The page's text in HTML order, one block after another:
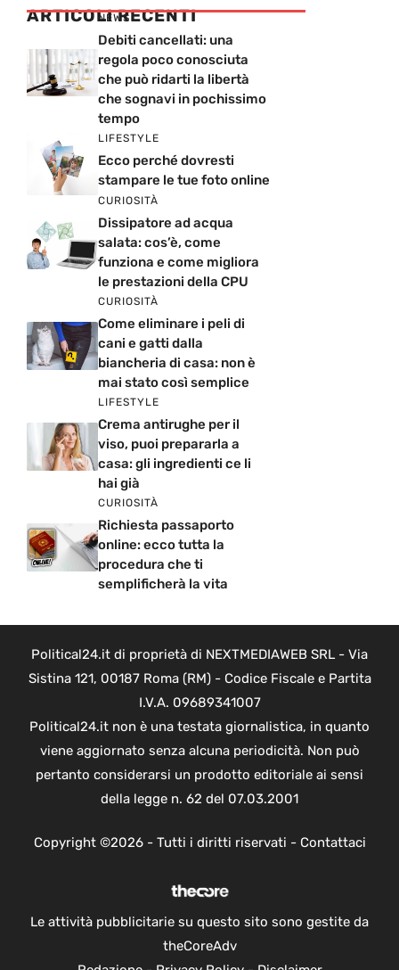
ARTICOLI RECENTI
NEWS
Debiti cancellati: una
regola poco conosciuta
che può ridarti la libertà
che sognavi in pochissimo
tempo
LIFESTYLE
Ecco perché dovresti
stampare le tue foto online
CURIOSITÀ
Dissipatore ad acqua
salata: cos’è, come
funziona e come migliora
le prestazioni della CPU
CURIOSITÀ
Come eliminare i peli di
cani e gatti dalla
biancheria di casa: non è
mai stato così semplice
LIFESTYLE
Crema antirughe per il
viso, puoi prepararla a
casa: gli ingredienti ce li
hai già
CURIOSITÀ
Richiesta passaporto
online: ecco tutta la
procedura che ti
semplificherà la vita
Political24.it di proprietà di NEXTMEDIAWEB SRL - Via
Sistina 121, 00187 Roma (RM) - Codice Fiscale e Partita
I.V.A. 09689341007
Political24.it non è una testata giornalistica, in quanto
viene aggiornato senza alcuna periodicità. Non può
pertanto considerarsi un prodotto editoriale ai sensi
della legge n. 62 del 07.03.2001
Copyright ©2026 - Tutti i diritti riservati - Contattaci
Le attività pubblicitarie su questo sito sono gestite da
theCoreAdv